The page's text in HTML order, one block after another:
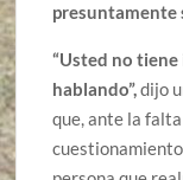
presuntamente
“Usted no
hablando”,dijo
que, ante la